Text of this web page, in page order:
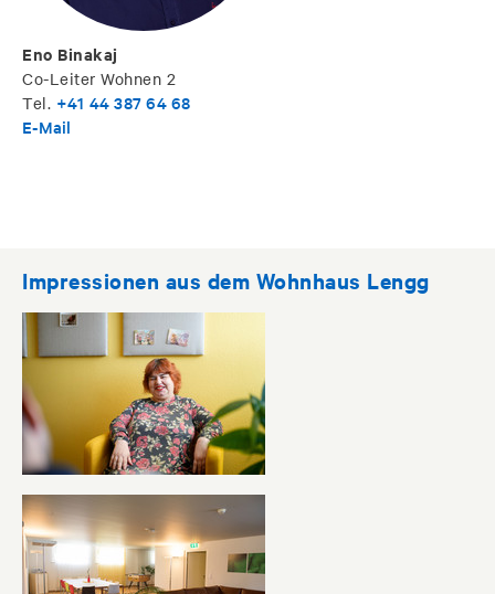
Eno Binakaj
Co-Leiter Wohnen 2
Tel. +41 44 387 64 68
E-Mail
Impressionen aus dem Wohnhaus Lengg